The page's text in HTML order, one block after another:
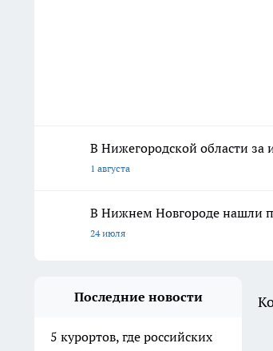
В Нижегородской области
1 августа
В Нижнем Новгороде нашли
24 июля
Последние новости
5 курортов, где российских